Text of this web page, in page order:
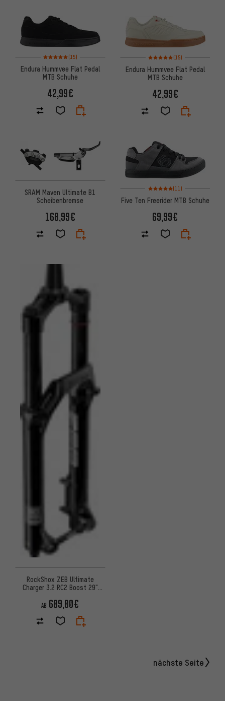
Bewertungen: 5 von 5 basierend auf 15 Bewertungen
(15)
Endura Hummvee Flat Pedal
MTB Schuhe
42,99€
Bewertungen: 5 von 5
(15)
Endura Hummvee Flat Pedal
MTB Schuhe
42,99€
SRAM Maven Ultimate B1
Scheibenbremse
168,99€
Bewertungen: 5 von 5
(11)
Five Ten Freerider MTB Schuhe
69,99€
RockShox ZEB Ultimate
Charger 3.2 RC2 Boost 29"
AB 609,00€
nächste Seite